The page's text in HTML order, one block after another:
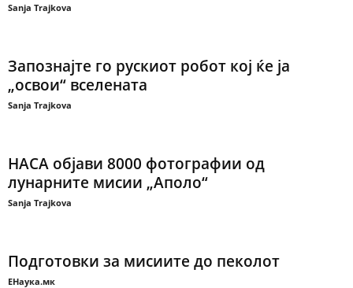
Sanja Trajkova
Запознајте го рускиот робот кој ќе ја
„освои“ вселената
Sanja Trajkova
НАСА објави 8000 фотографии од
лунарните мисии „Аполо“
Sanja Trajkova
Подготовки за мисиите до пеколот
ЕНаука.мк